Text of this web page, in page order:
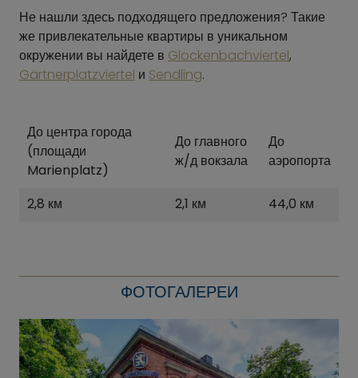
Не нашли здесь подходящего предложения? Такие
же привлекательные квартиры в уникальном
окружении вы найдете в Glockenbachviertel,
Gärtnerplatzviertel и Sendling.
До центра города
(площади
Marienplatz)
До главного
ж/д вокзала
До
аэропорта
2,8 км 2,1 км 44,0 км
ФОТОГАЛЕРЕИ